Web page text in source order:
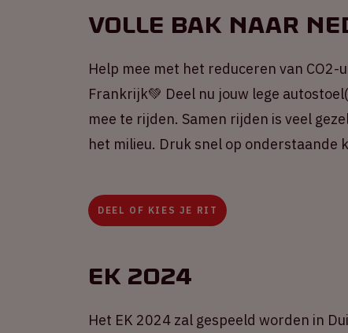
Volle Bak naar
Help mee met het reduceren van
Frankrijk💚 Deel nu jouw lege
mee te rijden. Samen rijden is veel
het milieu. Druk snel op onderstaande
DEEL OF KIES JE RIT
EK 2024
Het EK 2024 zal gespeeld worden in